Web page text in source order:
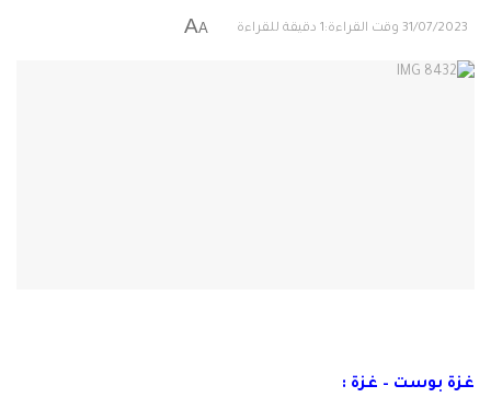
31/07/2023 وقت القراءة:1 دقيقة للقراءة A
A
غزة بوست – غزة :